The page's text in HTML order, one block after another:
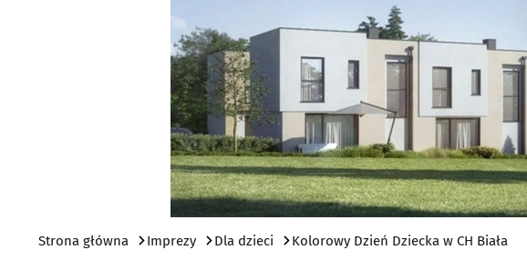
Strona główna Imprezy Dla dzieci Kolorowy Dzień Dziecka w CH Biała